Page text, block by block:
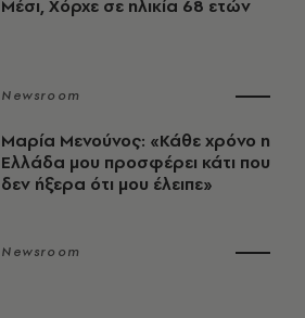
Μέσι, Χόρχε σε ηλικία 68 ετών
Newsroom
Μαρία Μενούνος: «Κάθε χρόνο η
Ελλάδα μου προσφέρει κάτι που
δεν ήξερα ότι μου έλειπε»
Newsroom